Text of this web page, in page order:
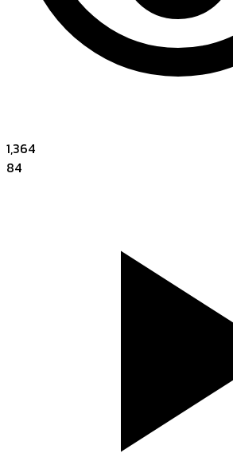
1,364
84